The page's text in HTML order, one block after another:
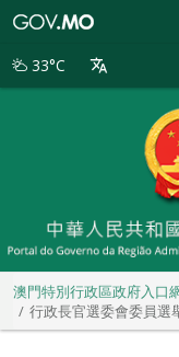
別
33°C
澳門特別行政區政府入口
行政長官選委會委員選